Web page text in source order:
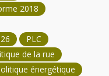
2018
PLC
de la rue
énergétique